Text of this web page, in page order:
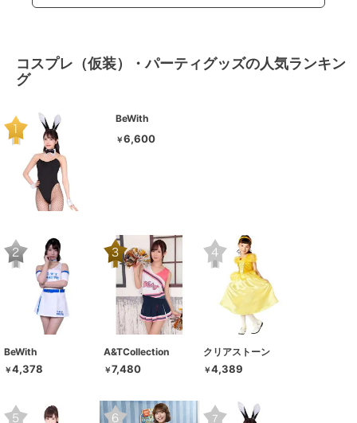
コスプレ（仮装）・パーティグッズの人気ランキン
グ
BeWith
￥6,600
BeWith
￥4,378
A&TCollection
￥7,480
クリアストーン
￥4,389